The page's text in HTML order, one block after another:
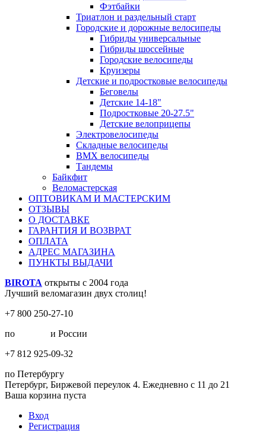
Фэтбайки
Триатлон и раздельный старт
Городские и дорожные велосипеды
Гибриды универсальные
Гибриды шоссейные
Городские велосипеды
Круизеры
Детские и подростковые велосипеды
Беговелы
Детские 14-18"
Подростковые 20-27.5"
Детские велоприцепы
Электровелосипеды
Складные велосипеды
BMX велосипеды
Тандемы
Байкфит
Веломастерская
ОПТОВИКАМ И МАСТЕРСКИМ
ОТЗЫВЫ
О ДОСТАВКЕ
ГАРАНТИЯ И ВОЗВРАТ
ОПЛАТА
АДРЕС МАГАЗИНА
ПУНКТЫ ВЫДАЧИ
BIROTA открыты с 2004 года
Лучший веломагазин двух столиц!
+7 800 250-27-10
по
и России
+7 812 925-09-32
по Петербургу
Петербург, Биржевой переулок 4. Ежедневно с 11 до 21
Ваша корзина пуста
Вход
Регистрация